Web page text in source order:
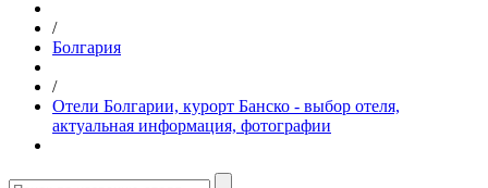
/
Болгария
/
Отели Болгарии, курорт Банско - выбор отеля,
актуальная информация, фотографии